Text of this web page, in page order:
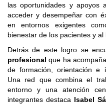
las oportunidades y apoyos
acceder y desempeñar con
en entornos exigentes
bienestar de los pacientes y
Detrás de este logro se
profesional que ha
de formación, orientación e
Una red que combina el
entorno y una atención
integrantes destaca Isabel